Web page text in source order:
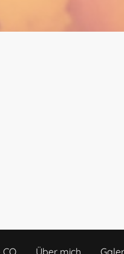
Über mich